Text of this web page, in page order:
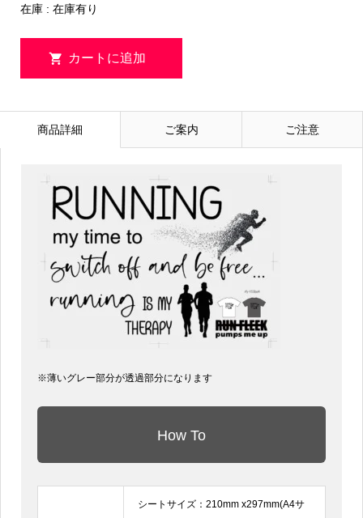
在庫 : 在庫有り
商品詳細 ご案内 ご注意
※薄いグレー部分が透過部分になります
How To
シートサイズ：210mm x297mm(A4サ